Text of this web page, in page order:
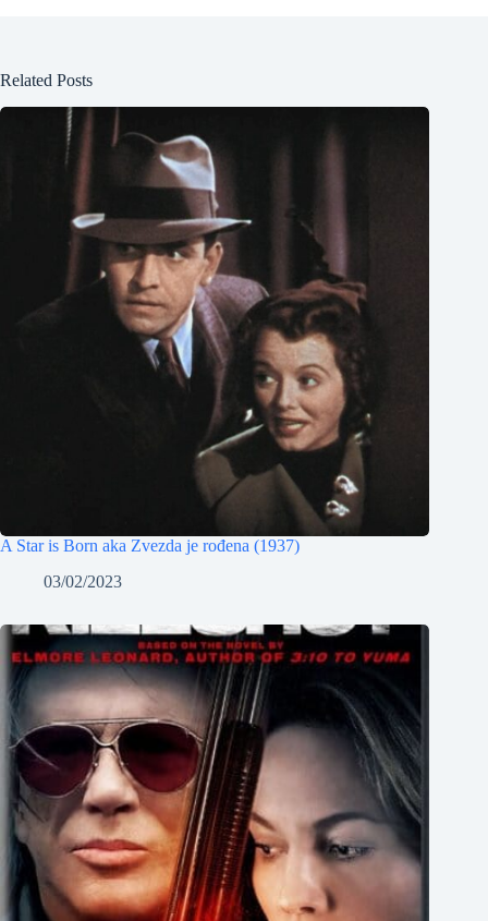
Related Posts
A Star is Born aka Zvezda je rođena (1937)
03/02/2023